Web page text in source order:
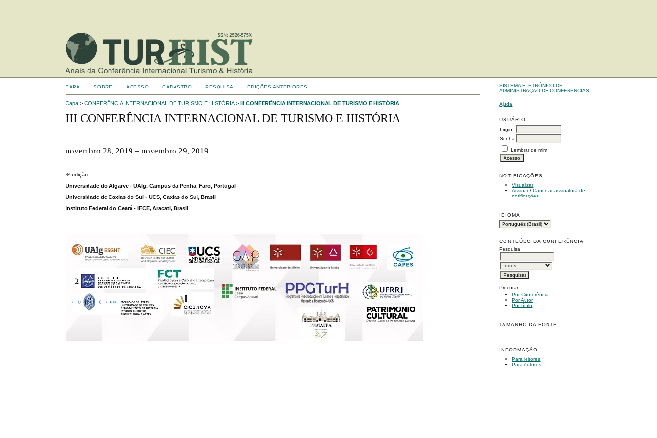
SISTEMA ELETRÔNICO DE
ADMINISTRAÇÃO DE CONFERÊNCIAS
Ajuda
USUÁRIO
Login
Senha
Lembrar de mim
NOTIFICAÇÕES
Visualizar
Assinar/Cancelar assinatura de
notificações
IDIOMA
CONTEÚDO DA CONFERÊNCIA
Pesquisa
Procurar
Por Conferência
Por Autor
Por título
TAMANHO DA FONTE
INFORMAÇÃO
Para leitores
Para Autores
CAPA SOBRE ACESSO CADASTRO PESQUISA EDIÇÕES ANTERIORES
Capa >CONFERÊNCIA INTERNACIONAL DE TURISMO E HISTÓRIA>III CONFERÊNCIA INTERNACIONAL DE TURISMO E HISTÓRIA
III CONFERÊNCIA INTERNACIONAL DE TURISMO E HISTÓRIA
novembro 28, 2019 – novembro 29, 2019
3ª edição
Universidade do Algarve - UAlg, Campus da Penha, Faro, Portugal
Universidade de Caxias do Sul - UCS, Caxias do Sul, Brasil
Instituto Federal do Ceará - IFCE, Aracati, Brasil